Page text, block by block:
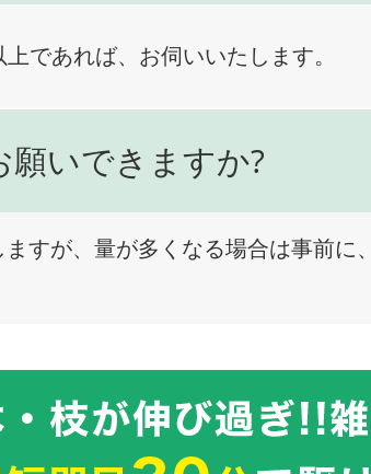
であれば、お伺いいたします。
いできますか?
すが、量が多くなる場合は事前